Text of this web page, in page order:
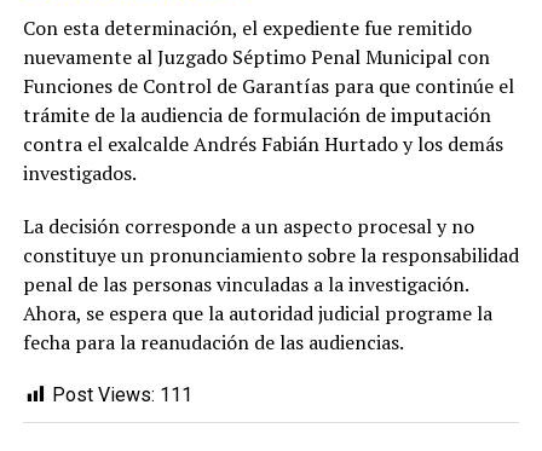
Con esta determinación, el expediente fue remitido
nuevamente al Juzgado Séptimo Penal Municipal con
Funciones de Control de Garantías para que continúe el
trámite de la audiencia de formulación de imputación
contra el exalcalde Andrés Fabián Hurtado y los demás
investigados.
La decisión corresponde a un aspecto procesal y no
constituye un pronunciamiento sobre la responsabilidad
penal de las personas vinculadas a la investigación.
Ahora, se espera que la autoridad judicial programe la
fecha para la reanudación de las audiencias.
Post Views: 111